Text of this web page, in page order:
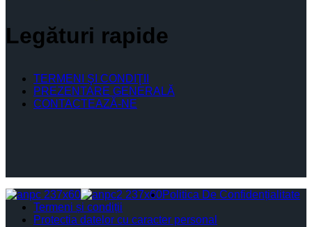
Legături rapide
TERMENI ŞI CONDIŢII
PREZENTARE GENERALĂ
CONTACTEAZĂ-NE
Politica De Confidențialitate
Termeni și condiții
Protectia datelor cu caracter personal